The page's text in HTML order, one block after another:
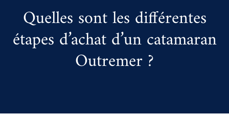
Quelles sont les différentes
étapes d’achat d’un catamaran
Outremer ?